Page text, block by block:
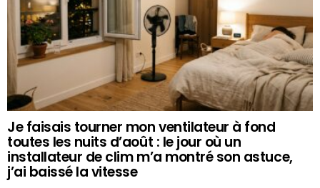
Je faisais tourner mon ventilateur à fond
toutes les nuits d’août : le jour où un
installateur de clim m’a montré son astuce,
j’ai baissé la vitesse